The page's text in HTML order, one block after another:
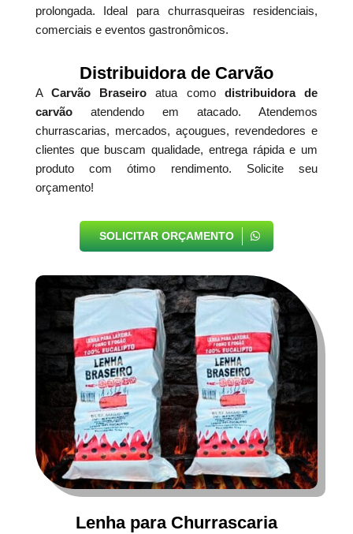
prolongada. Ideal para churrasqueiras residenciais,
comerciais e eventos gastronômicos.
Distribuidora de Carvão
ACarvão Braseiro atua como distribuidora de
carvãoatendendo em atacado. Atendemos
churrascarias, mercados, açougues, revendedores e
clientes que buscam qualidade, entrega rápida e um
produto com ótimo rendimento. Solicite seu
orçamento!
SOLICITAR ORÇAMENTO
Lenha para Churrascaria